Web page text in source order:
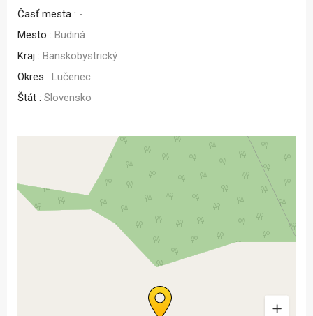
Časť mesta : -
Mesto : Budiná
Kraj : Banskobystrický
Okres : Lučenec
Štát : Slovensko